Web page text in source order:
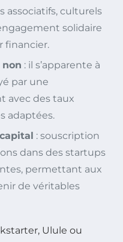
associatifs, culturels
solidaire
financier.
: il s’apparente à
par une
avec des taux
adaptées.
: souscription
dans des startups
permettant aux
de véritables
Ulule ou